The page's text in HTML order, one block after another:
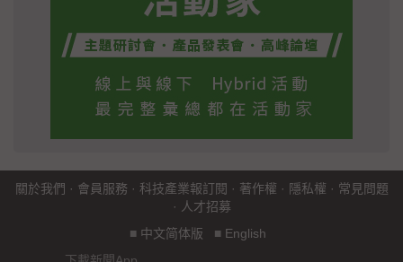
關於我們 · 會員服務 · 科技產業報訂閱 · 著作權 · 隱私權 · 常見問題
· 人才招募
■ 中文简体版 ■ English